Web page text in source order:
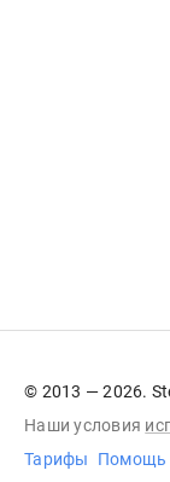
© 2013 — 2026.
Наши условия
Тарифы
Помощь